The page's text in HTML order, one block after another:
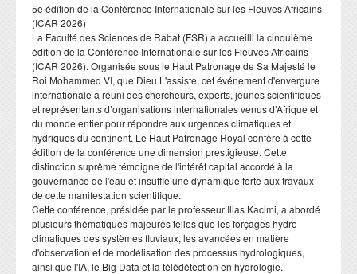
​5e édition de la Conférence Internationale sur les Fleuves Africains
(ICAR 2026)
​La Faculté des Sciences de Rabat (FSR) a accueilli la cinquième
édition de la Conférence Internationale sur les Fleuves Africains
(ICAR 2026). Organisée sous le Haut Patronage de Sa Majesté le
Roi Mohammed VI, que Dieu L'assiste, cet événement d'envergure
internationale a réuni des chercheurs, experts, jeunes scientifiques
et représentants d’organisations internationales venus d’Afrique et
du monde entier pour répondre aux urgences climatiques et
hydriques du continent. Le Haut Patronage Royal confère à cette
édition de la conférence une dimension prestigieuse. Cette
distinction suprême témoigne de l'intérêt capital accordé à la
gouvernance de l'eau et insuffle une dynamique forte aux travaux
de cette manifestation scientifique.
​Cette conférence, présidée par le professeur Ilias Kacimi, a abordé
plusieurs thématiques majeures telles que les forçages hydro-
climatiques des systèmes fluviaux, les avancées en matière
d'observation et de modélisation des processus hydrologiques,
ainsi que l'IA, le Big Data et la télédétection en hydrologie.